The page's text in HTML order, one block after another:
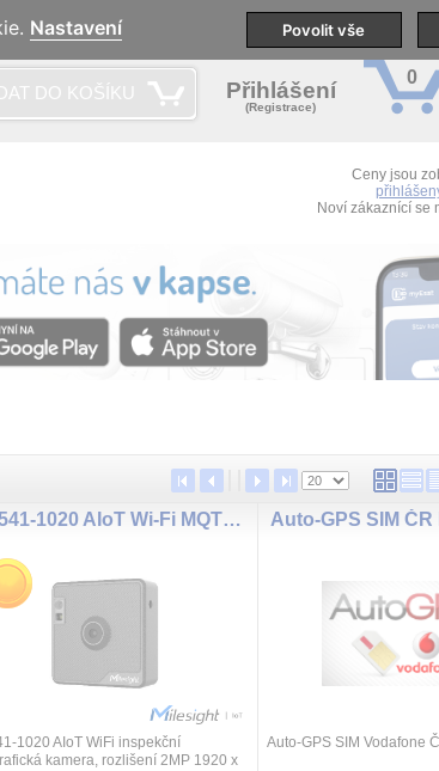
Naše pobočky Technická podpora
DO KOŠÍKU Přihlášení
(Registrace)
0
Ceny jsou
Noví zákaznící se
SC541-1020 AIoT Wi-Fi MQTT kamera pro inspekční snímaní
1020 AIoT WiFi inspekční
kamera, rozlišení 2MP 1920 x
Auto-GPS SIM
Auto-GPS SIM Vodafone
Nastavení Povolit vše